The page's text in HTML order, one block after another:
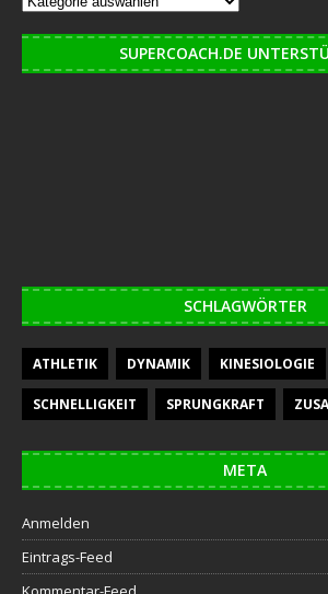
SUPERCOACH.DE
SCHLAGWÖRTER
ATHLETIK DYNAMIK KINESIOLOGIE
SCHNELLIGKEIT SPRUNGKRAFT
META
Anmelden
Eintrags-Feed